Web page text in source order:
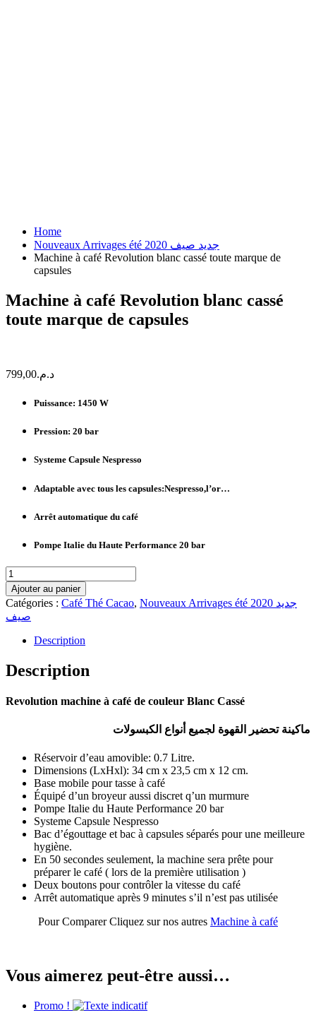
Home
Nouveaux Arrivages été 2020 جديد صيف
Machine à café Revolution blanc cassé toute marque de
capsules
Machine à café Revolution blanc cassé
toute marque de capsules
د.م.799,00
Puissance: 1450 W
Pression: 20 bar
Systeme Capsule Nespresso
Adaptable avec tous les capsules:Nespresso,l’or…
Arrêt automatique du café
Pompe Italie du Haute Performance 20 bar
quantité
de
Machine
à
café
Revolution
toute
de
Ajouter au panier
Catégories : Café Thé Cacao, Nouveaux Arrivages été 2020 جديد
صيف
Description
Description
Revolution machine à café de couleur Blanc Cassé
ماكينة تحضير القهوة لجميع أنواع الكبسولات
Réservoir d’eau amovible: 0.7 Litre.
Dimensions (LxHxl): 34 cm x 23,5 cm x 12 cm.
Base mobile pour tasse à café
Équipé d’un broyeur aussi discret q’un murmure
Pompe Italie du Haute Performance 20 bar
Systeme Capsule Nespresso
Bac d’égouttage et bac à capsules séparés pour une meilleure
hygiène.
En 50 secondes seulement, la machine sera prête pour
préparer le café ( lors de la première utilisation )
Deux boutons pour contrôler la vitesse du café
Arrêt automatique après 9 minutes s’il n’est pas utilisée
Pour Comparer Cliquez sur nos autres Machine à café
Vous aimerez peut-être aussi…
Promo !